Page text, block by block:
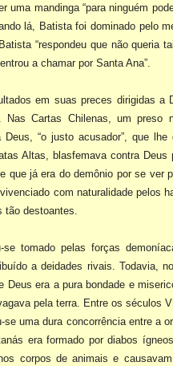
uma mandinga “para ninguém
lá, Batista foi dominado pelo
“respondeu que não queria
a chamar por Santa Ana”.
em suas preces dirigidas a
Nas Cartas Chilenas, um preso
Deus, “o justo acusador”, que
Altas, blasfemava contra Deus
que já era do demônio por se ver
com naturalidade pelos
tão destoantes.
se tomado pelas forças
a deidades rivais. Todavia, no
Deus era a pura bondade e
pela terra. Entre os séculos
uma dura concorrência entre a
eraformado por diabos
corpos de animais e